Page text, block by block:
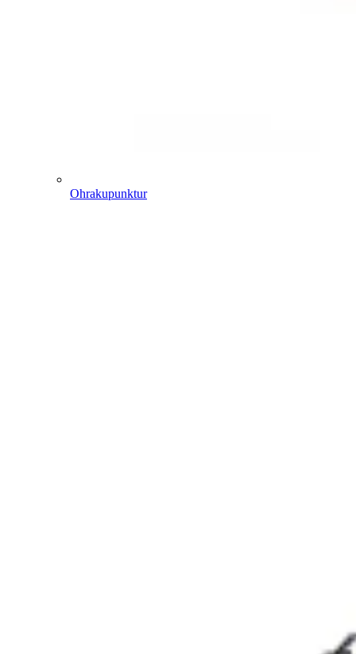
Ohrakupunktur